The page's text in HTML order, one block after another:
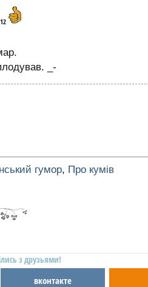
_-
гумор, Про кумів
з друзьями!
вконтакте